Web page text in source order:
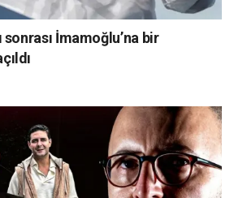
İmamoğlu’na bir